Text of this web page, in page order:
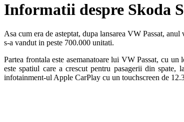
Informatii despre Skoda
Asa cum era de asteptat, dupa lansarea VW Passat,
s-a vandut in peste 700.000 unitati.
Partea frontala este asemanatoare lui VW Passat, cu
este spatiul care a crescut pentru pasagerii din
infotainment-ul Apple CarPlay cu un touchscreen de